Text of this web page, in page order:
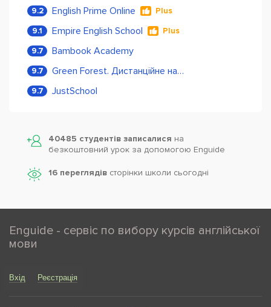
9.2 English Prime Online Plus
9.1 Empire English School Plus
9.7 Bambook Academy
9.7 Green Forest. Дистанційне навчання
9.7 JustSchool
40485 студентів записалися на
безкоштовний урок за допомогою Enguide
16 переглядів сторінки школи cьогодні
Enguide - сервіс по вибору курсів англійської
мови
Вхід Реєстрація